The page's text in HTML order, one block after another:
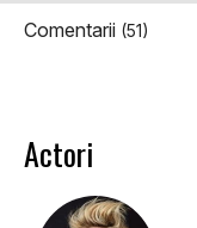
Comentarii (51)
Actori